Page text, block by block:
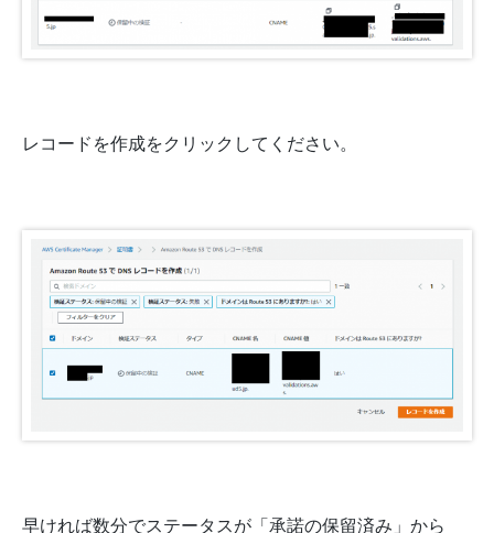
レコードを作成をクリックしてください。
早ければ数分でステータスが「承諾の保留済み」から